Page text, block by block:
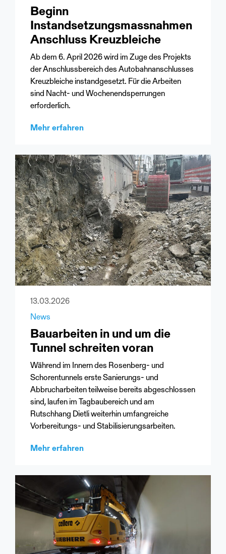
Beginn
Instandsetzungsmassnahmen
Anschluss Kreuzbleiche
Ab dem 6. April 2026 wird im Zuge des Projekts
der Anschlussbereich des Autobahnanschlusses
Kreuzbleiche instandgesetzt. Für die Arbeiten
sind Nacht- und Wochenendsperrungen
erforderlich.
Mehr erfahren
13.03.2026
News
Bauarbeiten in und um die
Tunnel schreiten voran
Während im Innern des Rosenberg- und
Schorentunnels erste Sanierungs- und
Abbrucharbeiten teilweise bereits abgeschlossen
sind, laufen im Tagbaubereich und am
Rutschhang Dietli weiterhin umfangreiche
Vorbereitungs- und Stabilisierungsarbeiten.
Mehr erfahren